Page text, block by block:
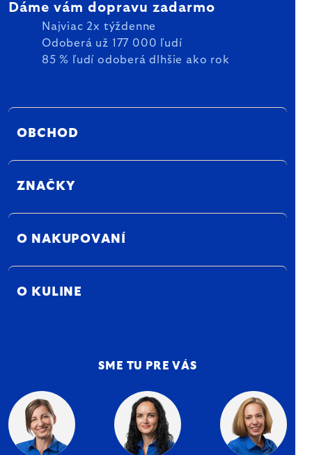
Dáme vám dopravu zadarmo
Najviac 2x týždenne
Odoberá už 177 000 ľudí
85 % ľudí odoberá dlhšie ako rok
OBCHOD
ZNAČKY
O NAKUPOVANÍ
O KULINE
SME TU PRE VÁS